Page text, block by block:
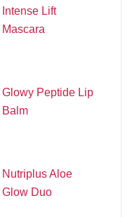
Intense Lift
Mascara
Glowy Peptide Lip
Balm
Nutriplus Aloe
Glow Duo